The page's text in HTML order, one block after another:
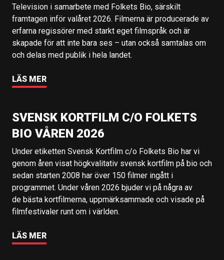
Television i samarbete med Folkets Bio, särskilt
framtagen inför valåret 2026. Filmerna är producerade av
erfarna regissörer med starkt eget filmspråk och är
skapade för att inte bara ses – utan också samtalas om
och delas med publik i hela landet.
LÄS MER
SVENSK KORTFILM C/O FOLKETS
BIO VÅREN 2026
Under etiketten Svensk Kortfilm c/o Folkets Bio har vi
genom åren visat högkvalitativ svensk kortfilm på bio och
sedan starten 2008 har över 150 filmer ingått i
programmet. Under våren 2026 bjuder vi på några av
de bästa kortfilmerna, uppmärksammade och visade på
filmfestivaler runt om i världen.
LÄS MER